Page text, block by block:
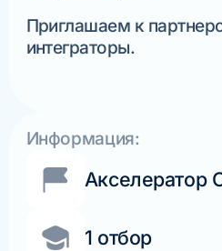
Информация:
Акселератор
1 отбор
Приглашаем к
интеграторы.